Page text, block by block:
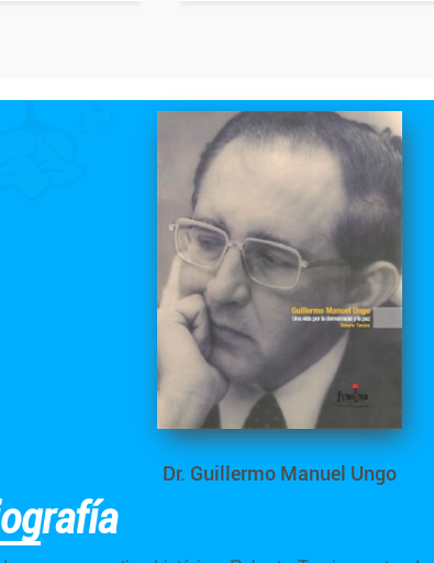
Dr. Guillermo Manuel Ungo